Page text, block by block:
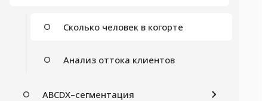
Сколько человек в когорте
Анализ оттока клиентов
ABCDX–сегментация